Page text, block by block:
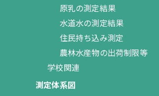
原乳の測定結果
水道水の測定結果
住民持ち込み測定
農林水産物の出荷制限等
学校関連
測定体系図